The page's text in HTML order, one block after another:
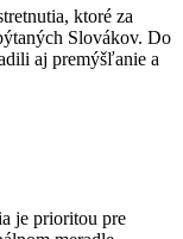
ktoré za
Slovákov. Do
aj premýšľanie a
je prioritou pre